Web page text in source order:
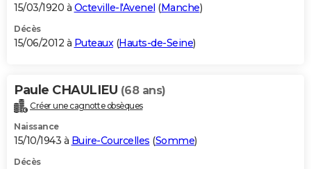
15/03/1920 à Octeville-l'Avenel (Manche)
Décès
15/06/2012 à Puteaux (Hauts-de-Seine)
Paule CHAULIEU (68 ans)
Créer une cagnotte obsèques
Naissance
15/10/1943 à Buire-Courcelles (Somme)
Décès